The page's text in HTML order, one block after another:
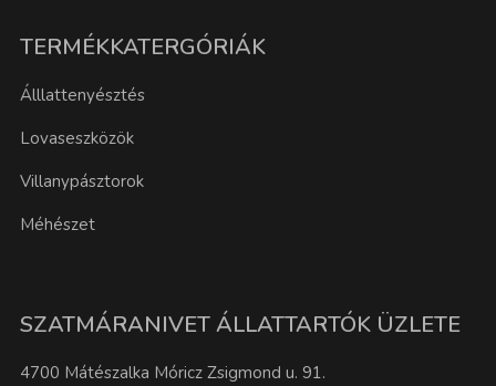
TERMÉKKATERGÓRIÁK
Álllattenyésztés
Lovaseszközök
Villanypásztorok
Méhészet
SZATMÁRANIVET ÁLLATTARTÓK ÜZLETE
4700 Mátészalka Móricz Zsigmond u. 91.